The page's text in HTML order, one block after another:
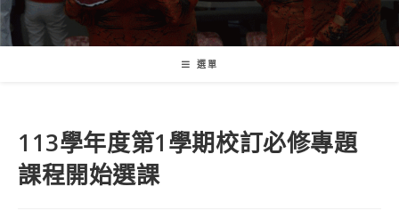
選單
113學年度第1學期校訂必修專題
課程開始選課